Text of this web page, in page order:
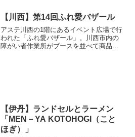
物とはいえ、よくで...
【川西】第14回ふれ愛バザール
アステ川西の1階にあるイベント広場で行
われた「ふれ愛バザール」。川西市内の
障がい者作業所がブースを並べて商品を
【伊丹】ランドセルとラーメン
「MEN－YA KOTOHOGI（こと
ほぎ）」